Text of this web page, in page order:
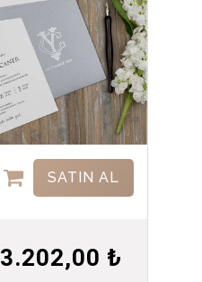
SATIN AL
3.202,00 ₺